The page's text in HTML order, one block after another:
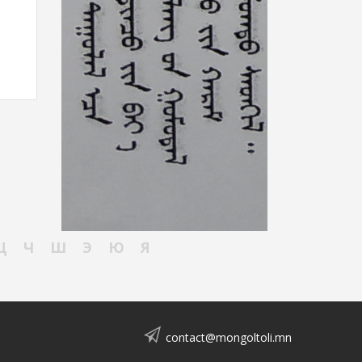
Ч Ш Э Ю Я
contact@mongoltoli.mn